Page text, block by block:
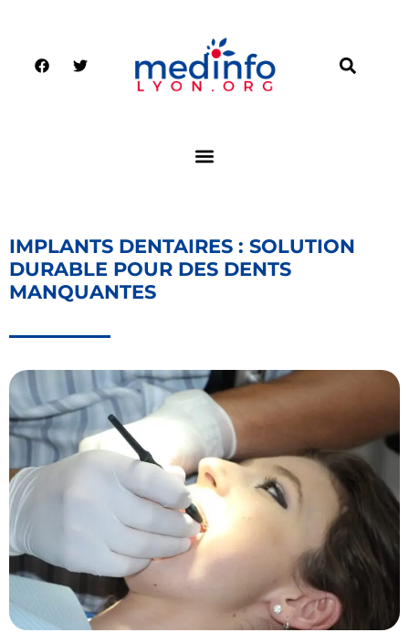
IMPLANTS DENTAIRES : SOLUTION
DURABLE POUR DES DENTS
MANQUANTES